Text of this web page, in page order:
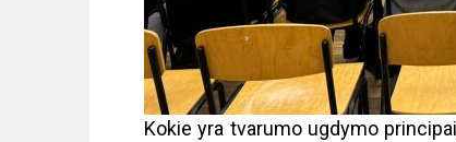
Kokie yra tvarumo ugdymo